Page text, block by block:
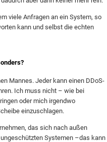
viele Anfragen an ein System, so
kann und selbst die echten
Mannes. Jeder kann einen DDoS-
Ich muss nicht – wie bei
oder mich irgendwo
einzuschlagen.
das sich nach außen
Systemen –das kann